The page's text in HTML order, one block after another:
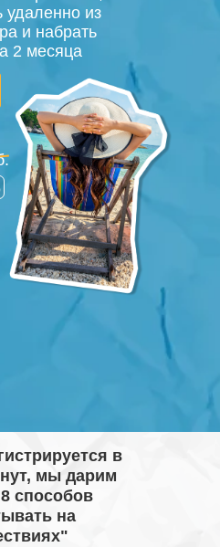
удаленно из
и набрать
2 месяца
в
мы дарим
способов
на